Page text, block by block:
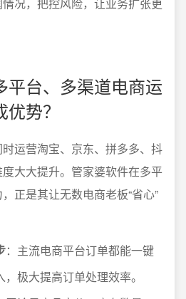
平台、多渠道电商运
势？
运营淘宝、京东、拼多多、抖
大大提升。管家婆软件在多平
正是其让无数电商老板“省心”
：主流电商平台订单都能一键
极大提高订单处理效率。